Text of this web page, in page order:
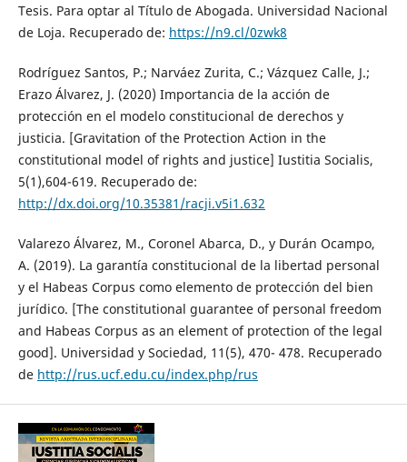
Tesis. Para optar al Título de Abogada. Universidad Nacional
de Loja. Recuperado de: https://n9.cl/0zwk8
Rodríguez Santos, P.; Narváez Zurita, C.; Vázquez Calle, J.;
Erazo Álvarez, J. (2020) Importancia de la acción de
protección en el modelo constitucional de derechos y
justicia. [Gravitation of the Protection Action in the
constitutional model of rights and justice] Iustitia Socialis,
5(1),604-619. Recuperado de:
http://dx.doi.org/10.35381/racji.v5i1.632
Valarezo Álvarez, M., Coronel Abarca, D., y Durán Ocampo,
A. (2019). La garantía constitucional de la libertad personal
y el Habeas Corpus como elemento de protección del bien
jurídico. [The constitutional guarantee of personal freedom
and Habeas Corpus as an element of protection of the legal
good]. Universidad y Sociedad, 11(5), 470- 478. Recuperado
de http://rus.ucf.edu.cu/index.php/rus